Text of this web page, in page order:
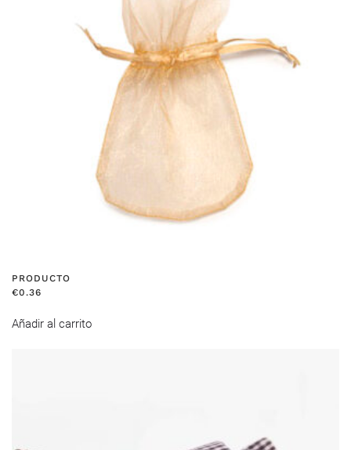
PRODUCTO
€0.36
Añadir al carrito